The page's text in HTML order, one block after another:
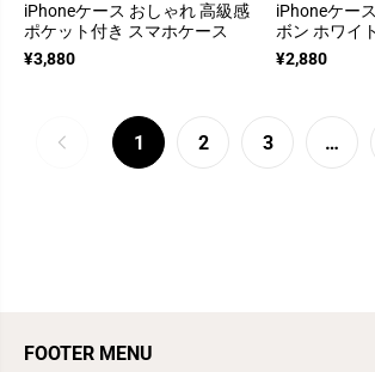
iPhoneケース おしゃれ 高級感
ポケット付き スマホケース
¥3,880
iPhoneケー
ボン ホワイ
¥2,880
1 2 3 …
FOOTER MENU